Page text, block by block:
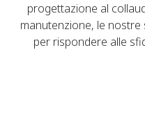
progettazione al
manutenzione, le
per rispondere alle